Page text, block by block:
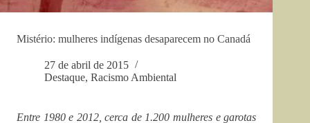
Mistério: mulheres indígenas desaparecem no Canadá
27 de abril de 2015
Destaque, Racismo Ambiental
Entre 1980 e 2012, cerca de 1.200 mulheres e garotas